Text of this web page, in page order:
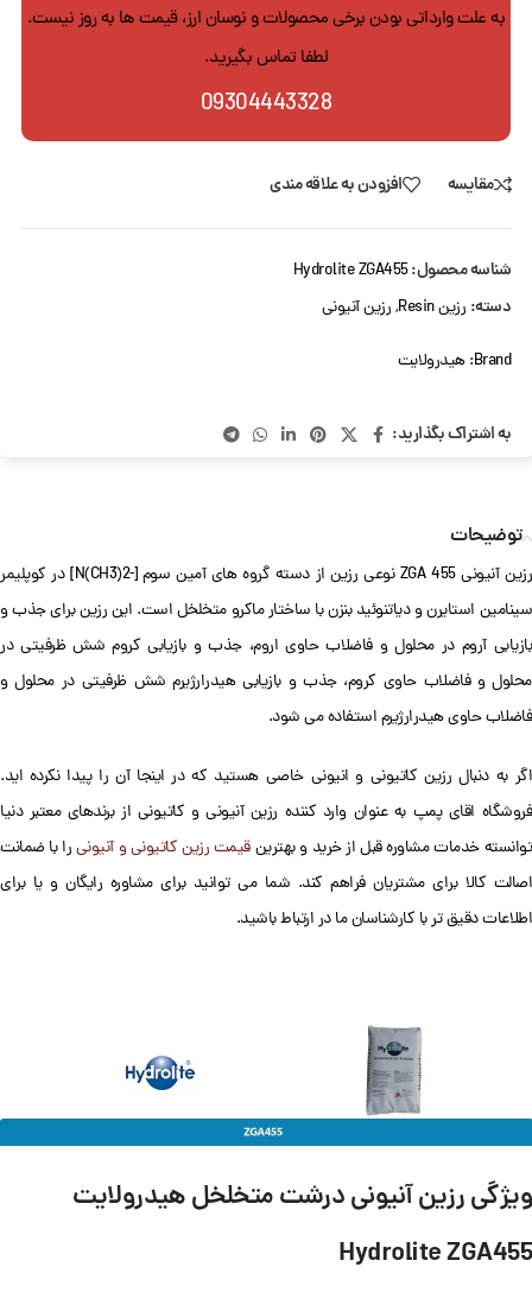
به علت وارداتی بودن برخی محصولات و نوسان ارز، قیمت ها به روز نیست.
لطفا تماس بگیرید.
09304443328
مقایسه افزودن به علاقه مندی
شناسه محصول:Hydrolite ZGA455
دسته: رزین Resin ,رزین آنیونی
Brand: هیدرولایت
به اشتراک بگذارید:
توضیحات
رزین آنیونی ZGA 455 نوعی رزین از دسته گروه های آمین سوم [-N(CH3)2] در کوپلیمر
سینامین استایرن و دیاتنوئید بنزن با ساختار ماکرو متخلخل است. این رزین برای جذب و
بازیابی آروم در محلول و فاضلاب حاوی اروم، جذب و بازیابی کروم شش ظرفیتی در
محلول و فاضلاب حاوی کروم، جذب و بازیابی هیدرارژیرم شش ظرفیتی در محلول و
فاضلاب حاوی هیدرارژیرم استفاده می شود.
اگر به دنبال رزین کاتیونی و انیونی خاصی هستید که در اینجا آن را پیدا نکرده اید.
فروشگاه اقای پمپ به عنوان وارد کننده رزین آنیونی و کاتیونی از برندهای معتبر دنیا
توانسته خدمات مشاوره قبل از خرید و بهترینقیمت رزین کاتیونی و آنیونیرا با ضمانت
اصالت کالا برای مشتریان فراهم کند. شما می توانید برای مشاوره رایگان و یا برای
اطلاعات دقیق تر با کارشناسان ما در ارتباط باشید.
ویژگی رزین آنیونی درشت متخلخل هیدرولایت
Hydrolite ZGA455